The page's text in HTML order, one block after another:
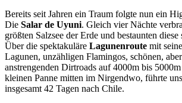
Bereits seit Jahren ein Traum folgte nun ein
Die Salar de Uyuni. Gleich vier Nächte
größten Salzsee der Erde und bestaunten
Über die spektakuläre Lagunenroute mit
Lagunen, unzähligen Flamingos, schönen,
anstrengenden Dirtroads auf 4000m bis
kleinen Panne mitten im Nirgendwo, führte
insgesamt 42 Tagen nach Chile.